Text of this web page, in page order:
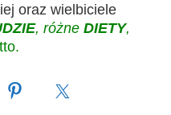
oraz wielbiciele
, różne DIETY,